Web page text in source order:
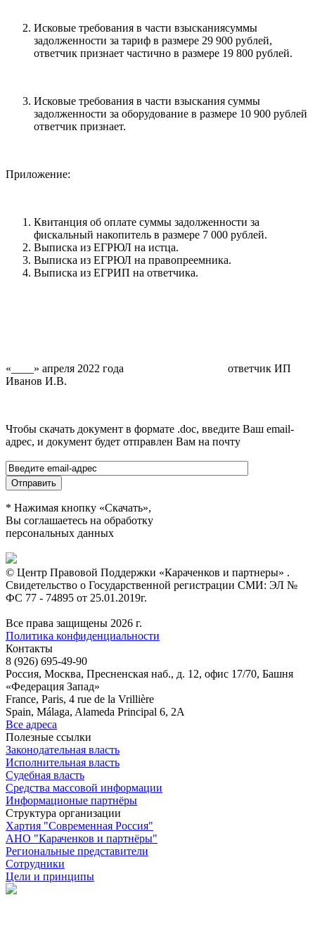
Исковые требования в части взысканиясуммы
задолженности за тариф в размере 29 900 рублей,
ответчик признает частично в размере 19 800 рублей.
Исковые требования в части взыскания суммы
задолженности за оборудование в размере 10 900 рублей
ответчик признает.
Приложение:
Квитанция об оплате суммы задолженности за
фискальный накопитель в размере 7 000 рублей.
Выписка из ЕГРЮЛ на истца.
Выписка из ЕГРЮЛ на правопреемника.
Выписка из ЕГРИП на ответчика.
«____» апреля 2022 года ответчик ИП
Иванов И.В.
Чтобы скачать документ в формате .doc, введите Ваш email-
адрес, и документ будет отправлен Вам на почту
* Нажимая кнопку «Скачать»,
Вы соглашаетесь на обработку
персональных данных
© Центр Правовой Поддержки «Караченков и партнеры» .
Свидетельство о Государственной регистрации СМИ: ЭЛ №
ФС 77 - 74895 от 25.01.2019г.
Все права защищены 2026 г.
Политика конфиденциальности
Контакты
8 (926) 695-49-90
Россия, Москва, Пресненская наб., д. 12, офис 17/70, Башня
«Федерация Запад»
France, Paris, 4 rue de la Vrillière
Spain, Málaga, Alameda Principal 6, 2A
Все адреса
Полезные ссылки
Законодательная власть
Исполнительная власть
Судебная власть
Средства массовой информации
Информационые партнёры
Структура организации
Хартия "Современная Россия"
АНО "Караченков и партнёры"
Региональные представители
Сотрудники
Цели и принципы